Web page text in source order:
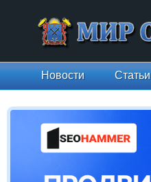
Новости Статьи